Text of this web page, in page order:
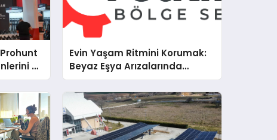
ve
Evin Yaşam Ritmini Korumak:
Beyaz Eşya Arızalarında
Dürüst ve İnsan Odaklı Destek